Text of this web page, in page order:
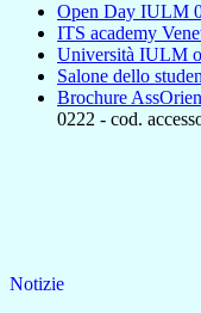
Open Day IULM
ITS academy
Università IULM
Salone dello
Brochure
0222 - cod.
Notizie